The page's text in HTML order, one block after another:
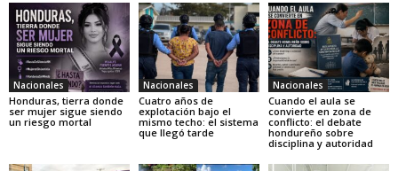
Nacionales
Honduras, tierra donde
ser mujer sigue siendo
un riesgo mortal
Nacionales
Cuatro años de
explotación bajo el
mismo techo: el sistema
que llegó tarde
Nacionales
Cuando el aula se
convierte en zona de
conflicto: el debate
hondureño sobre
disciplina y autoridad